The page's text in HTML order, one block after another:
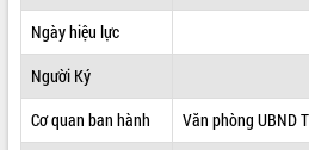
SỞ, BAN, NGÀNH
UBND CÁC XÃ, PHƯỜNG
THÔNG TIN CHỈ ĐẠO ĐIỀU HÀNH
Ngày hiệu lực
Người Ký
Cơ quan ban hành
Văn phòng UBND